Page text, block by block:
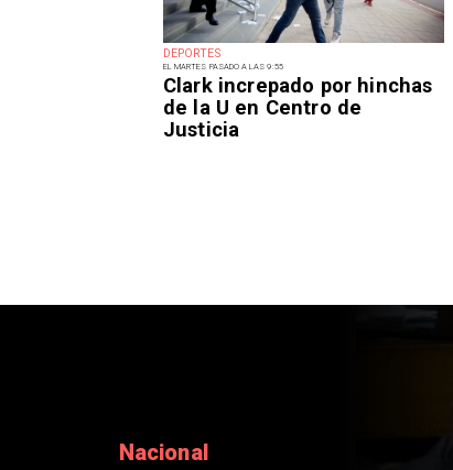
DEPORTES
EL MARTES PASADO A LAS 9:55
Clark increpado por hinchas
de la U en Centro de
Justicia
Internacional